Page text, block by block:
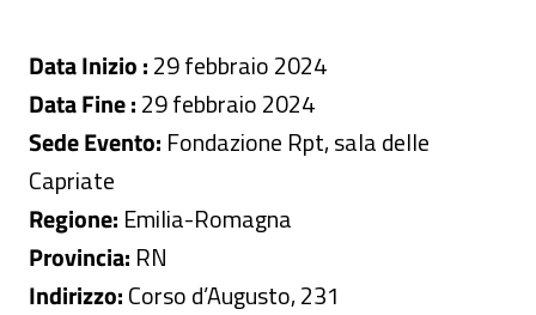
Data Inizio :29 febbraio 2024
Data Fine :29 febbraio 2024
Sede Evento: Fondazione Rpt, sala delle
Capriate
Regione: Emilia-Romagna
Provincia: RN
Indirizzo:Corso d’Augusto, 231